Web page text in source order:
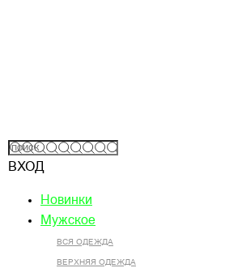
ВХОД
Новинки
Мужское
ВСЯ ОДЕЖДА
ВЕРХНЯЯ ОДЕЖДА